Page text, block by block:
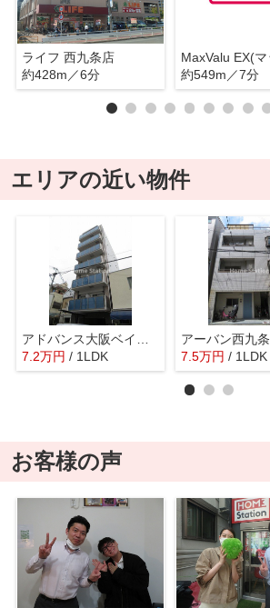
ライフ 西九条店
約428m／6分
約549m／7分
エリアの近い物件
7.2万円 / 1LDK
アーバン西九条
7.5万円 / 1LDK
お客様の声